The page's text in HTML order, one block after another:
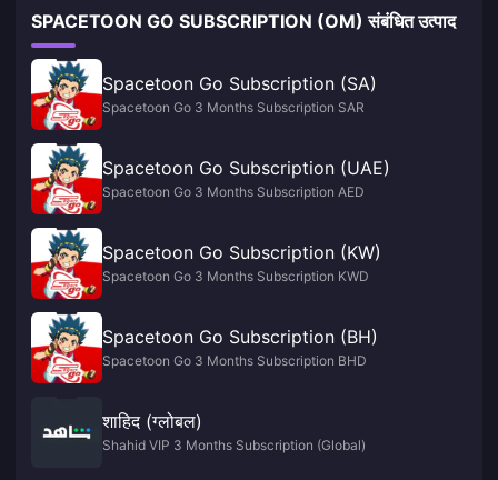
SPACETOON GO SUBSCRIPTION (OM) संबंधित उत्पाद
Spacetoon Go Subscription (SA)
Spacetoon Go 3 Months Subscription SAR
Spacetoon Go Subscription (UAE)
Spacetoon Go 3 Months Subscription AED
Spacetoon Go Subscription (KW)
Spacetoon Go 3 Months Subscription KWD
Spacetoon Go Subscription (BH)
Spacetoon Go 3 Months Subscription BHD
शाहिद (ग्लोबल)
Shahid VIP 3 Months Subscription (Global)